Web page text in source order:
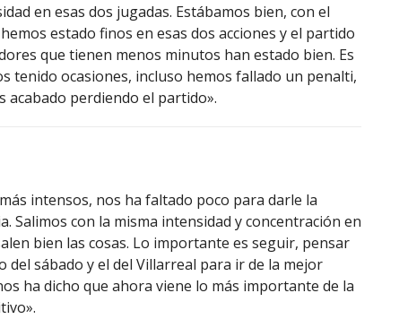
en esas dos jugadas. Estábamos bien, con el
estado finos en esas dos acciones y el partido
que tienen menos minutos han estado bien. Es
tenido ocasiones, incluso hemos fallado un penalti,
acabado perdiendo el partido».
intensos, nos ha faltado poco para darle la
Salimos con la misma intensidad y concentración en
bien las cosas. Lo importante es seguir, pensar
sábado y el del Villarreal para ir de la mejor
ha dicho que ahora viene lo más importante de la